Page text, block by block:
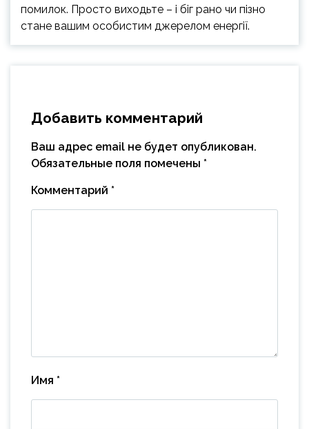
помилок. Просто виходьте – і біг рано чи пізно
стане вашим особистим джерелом енергії.
Добавить комментарий
Ваш адрес email не будет опубликован.
Обязательные поля помечены *
Комментарий *
Имя *